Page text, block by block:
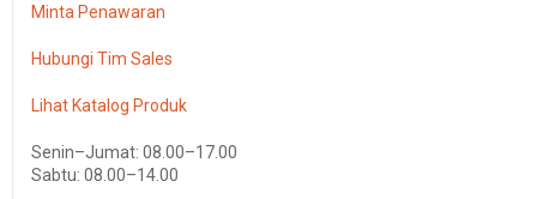
Minta Penawaran
Hubungi Tim Sales
Lihat Katalog Produk
Senin–Jumat: 08.00–17.00
Sabtu: 08.00–14.00